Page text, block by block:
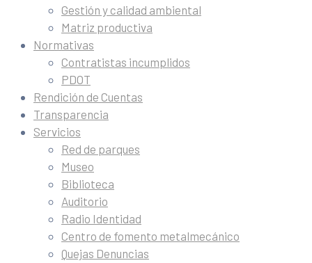
Gestión y calidad ambiental
Matriz productiva
Normativas
Contratistas incumplidos
PDOT
Rendición de Cuentas
Transparencia
Servicios
Red de parques
Museo
Biblioteca
Auditorio
Radio Identidad
Centro de fomento metalmecánico
Quejas Denuncias